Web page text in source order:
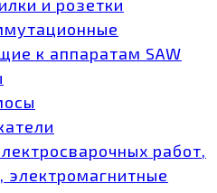
и розетки
к аппаратам SAW
работ,
электромагнитные